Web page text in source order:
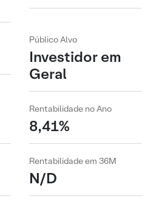
Público Alvo
Investidor em
Geral
Rentabilidade no Ano
8,41%
Rentabilidade em 36M
N/D